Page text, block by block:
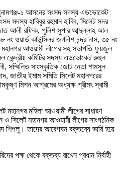
১ আসনের সংসদ সদস্য এডভোকেট
সদস্য হাবিবুর রহমান হাবিব, সিলেট সদর
আলী রফিক, পুলিশ সুপার আব্দুল্লাহ আল
ওয়ার্ড কাউন্সিলর জগদীশ চন্দ্র দাস, ৩৫ নং
মহানগর আওয়ামী লীগের সহ সভাপতি ফুয়জুল
কেন্দ্রীয় কমিটির সদস্য এডভোকেট রুহুল
সম্মিলিত সাংস্কৃতিক জোট নেতা শামসুল
জাতীয় ইমাম সমিতি সিলেট মহানগরের
মিশন আশ্রমের অধ্যক্ষ শ্রীমৎ স্বামী
মহানগর মহিলা আওয়ামী লীগের সাধারণ
সিলেট মহানগর আওয়ামী লীগের সাংগঠনিক
শিপলু। তাদের আবেগঘন বক্তব্যে ভারি হয়ে
পক্ষ থেকে বক্তব্য রাখেন প্রধান নির্বাহী